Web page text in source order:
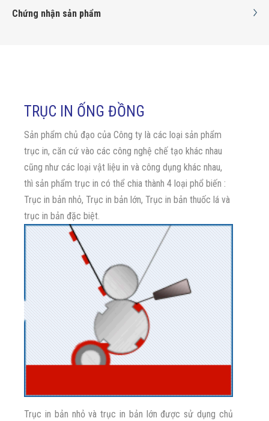
Chứng nhận sản phẩm
TRỤC IN ỐNG ĐỒNG
Sản phẩm chủ đạo của Công ty là các loại sản phẩm
trục in, căn cứ vào các công nghệ chế tạo khác nhau
cũng như các loại vật liệu in và công dụng khác nhau,
thì sản phẩm trục in có thể chia thành 4 loại phổ biến :
Trục in bản nhỏ, Trục in bản lớn, Trục in bản thuốc lá và
trục in bản đặc biệt.
Trục in bản nhỏ và trục in bản lớn được sử dụng chủ